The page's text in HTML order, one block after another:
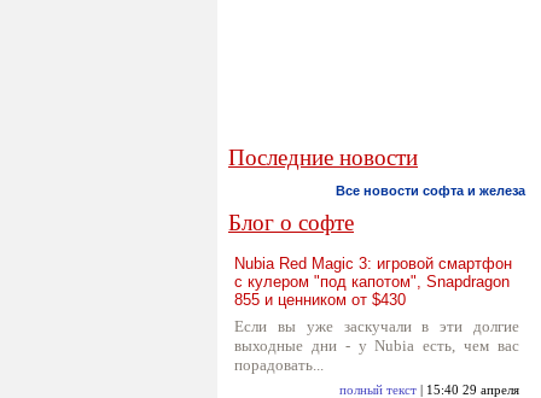
Последние новости
Все новости софта и железа
Блог о софте
Nubia Red Magic 3: игровой смартфон
с кулером "под капотом", Snapdragon
855 и ценником от $430
Если вы уже заскучали в эти долгие
выходные дни - у Nubia есть, чем вас
порадовать...
полный текст | 15:40 29 апреля